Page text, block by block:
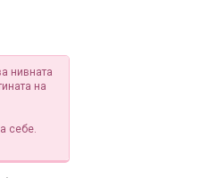
нивната
на
себе.